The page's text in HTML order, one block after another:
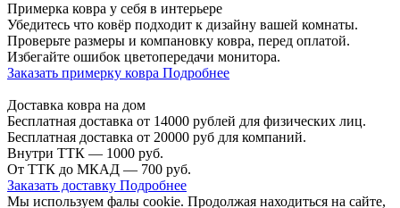
Примерка ковра у себя в интерьере
Убедитесь что ковёр подходит к дизайну вашей комнаты.
Проверьте размеры и компановку ковра, перед оплатой.
Избегайте ошибок цветопередачи монитора.
Заказать примерку ковра Подробнее
Доставка ковра на дом
Бесплатная доставка от 14000 рублей для физических лиц.
Бесплатная доставка от 20000 руб для компаний.
Внутри ТТК — 1000 руб.
От ТТК до МКАД — 700 руб.
Заказать доставку Подробнее
Мы используем фалы cookie. Продолжая находиться на сайте,